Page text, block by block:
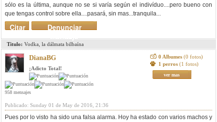
sólo es la última, aunque no se si varía según el indivíduo....pero bueno con
que tengas control sobre ella....pasará, sin mas...tranquila...
Denunciar
mensaje
Citar
Titulo: Vodka, la dálmata bilbaína
DianaBG
¡Adicto Total!
958 mensajes
0 Albumes (0 fotos)
1 perros (1 fotos)
ver mas
Publicado: Sunday 01 de May de 2016, 21:36
Pues por lo visto ha sido una falsa alarma. Hoy ha estado con varios machos y